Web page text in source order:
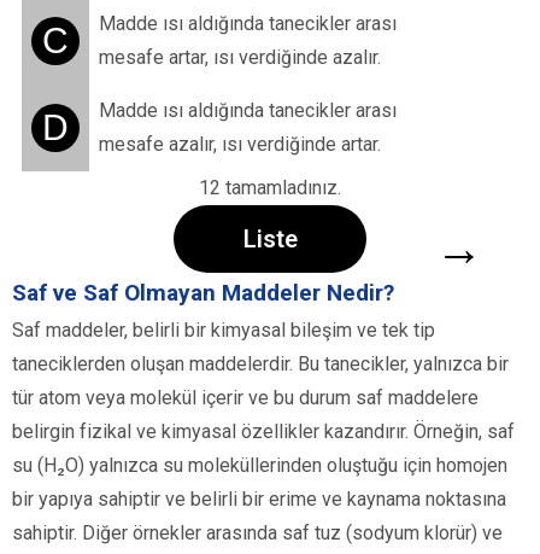
C
Madde ısı aldığında tanecikler arası
mesafe artar, ısı verdiğinde azalır.
D
Madde ısı aldığında tanecikler arası
mesafe azalır, ısı verdiğinde artar.
12 tamamladınız.
Liste →
Saf ve Saf Olmayan Maddeler Nedir?
Saf maddeler, belirli bir kimyasal bileşim ve tek tip
taneciklerden oluşan maddelerdir. Bu tanecikler, yalnızca bir
tür atom veya molekül içerir ve bu durum saf maddelere
belirgin fizikal ve kimyasal özellikler kazandırır. Örneğin, saf
su (H₂O) yalnızca su moleküllerinden oluştuğu için homojen
bir yapıya sahiptir ve belirli bir erime ve kaynama noktasına
sahiptir. Diğer örnekler arasında saf tuz (sodyum klorür) ve